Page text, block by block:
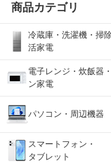
商品カテゴリ
冷蔵庫・洗濯機・掃
活家電
電子レンジ・炊飯器
ン家電
パソコン・周辺機器
スマートフォン・
タブレット